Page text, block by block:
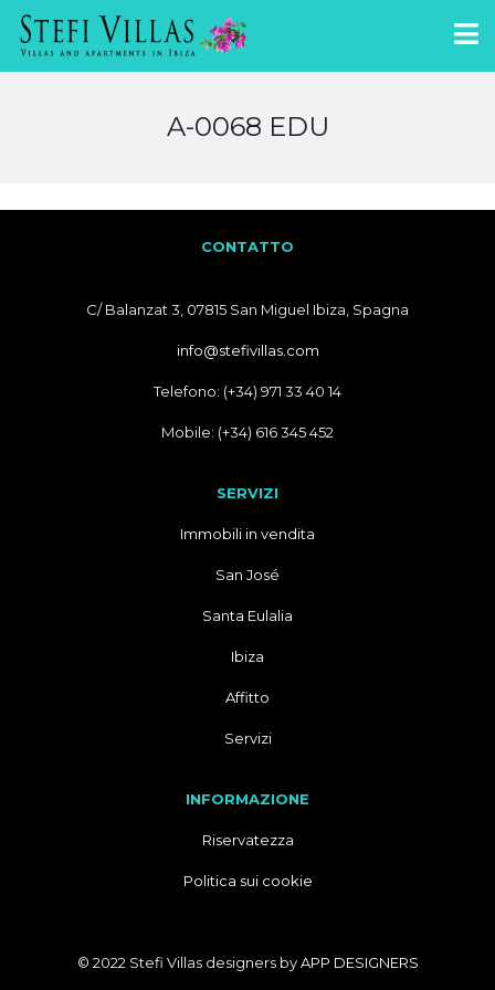
A-0068 EDU
CONTATTO
C/ Balanzat 3, 07815 San Miguel Ibiza, Spagna
info@stefivillas.com
Telefono: (+34) 971 33 40 14
Mobile: (+34) 616 345 452
SERVIZI
Immobili in vendita
San José
Santa Eulalia
Ibiza
Affitto
Servizi
INFORMAZIONE
Riservatezza
Politica sui cookie
© 2022 Stefi Villas designers byAPP DESIGNERS